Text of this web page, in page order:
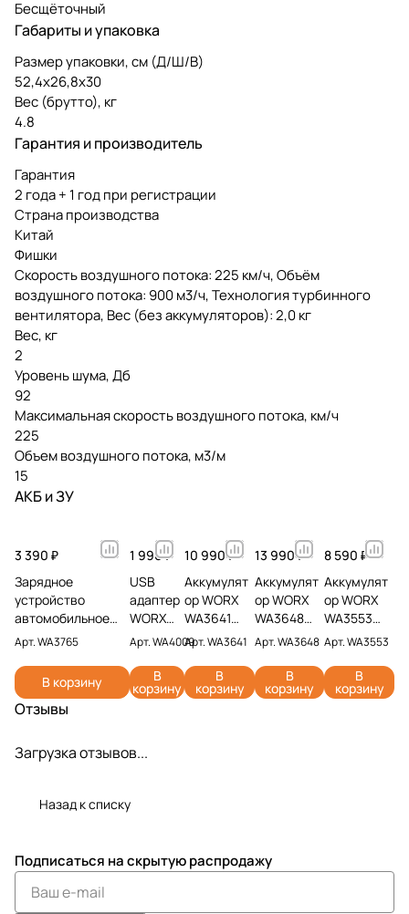
Бесщёточный
Габариты и упаковка
Размер упаковки, см (Д/Ш/В)
52,4х26,8х30
Вес (брутто), кг
4.8
Гарантия и производитель
Гарантия
2 года + 1 год при регистрации
Страна производства
Китай
Фишки
Скорость воздушного потока: 225 км/ч, Объём
воздушного потока: 900 м3/ч, Технология турбинного
вентилятора, Вес (без аккумуляторов): 2,0 кг
Вес, кг
2
Уровень шума, Дб
92
Максимальная скорость воздушного потока, км/ч
225
Объем воздушного потока, м3/м
15
АКБ и ЗУ
3 390 ₽
Зарядное
устройство
автомобильное
WORX WA3765 20V
2А
Арт.WA3765
В корзину
1 990 ₽
USB
адаптер
WORX
WA4009
Арт.WA4009
В
корзину
10 990 ₽
Аккумулят
ор WORX
WA3641
20V 6Ач
Арт.WA3641
В
корзину
13 990 ₽
Аккумулят
ор WORX
WA3648
20V 8Ач
Арт.WA3648
В
корзину
8 590 ₽
Аккумулят
ор WORX
WA3553
20V 4Ач
Арт.WA3553
В
корзину
Отзывы
Загрузка отзывов...
Назад к списку
Подписаться на скрытую распродажу